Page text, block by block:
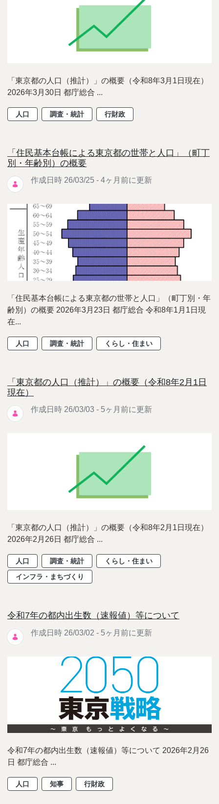
「東京都の人口（推計）」の概要（令和8年3月1日現在）
2026年3月30日 都庁総合 ...
人口 調査・統計 行財政
「住民基本台帳による東京都の世帯と人口」（町丁
別・年齢別）の概要
作成日時 26/03/25 - 4ヶ月前に更新
「住民基本台帳による東京都の世帯と人口」（町丁別・年
齢別）の概要 2026年3月23日 都庁総合 令和8年1月1日現
在...
人口 調査・統計 くらし・住まい
「東京都の人口（推計）」の概要（令和8年2月1日
現在）
作成日時 26/03/03 - 5ヶ月前に更新
「東京都の人口（推計）」の概要（令和8年2月1日現在）
2026年2月26日 都庁総合 ...
人口 調査・統計
くらし・住まい
インフラ・まちづくり
令和7年の都内出生数（速報値）等について
作成日時 26/03/02 - 5ヶ月前に更新
令和7年の都内出生数（速報値）等について 2026年2月26
日 都庁総合 ...
人口 知事 行財政